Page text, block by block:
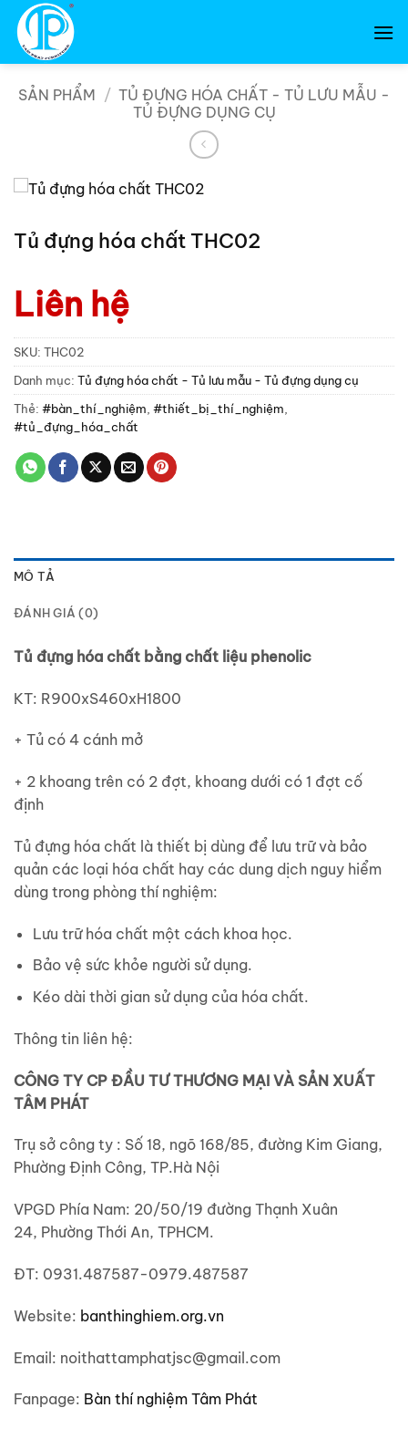
qua
SẢN PHẨM / TỦ ĐỰNG HÓA CHẤT - TỦ LƯU MẪU -
TỦ ĐỰNG DỤNG CỤ
Tủ đựng hóa chất THC02
Liên hệ
SKU: THC02
Danh mục: Tủ đựng hóa chất - Tủ lưu mẫu - Tủ đựng dụng cụ
Thẻ: #bàn_thí_nghiệm #thiết_bị_thí_nghiệm
#tủ_đựng_hóa_chất
MÔ TẢ
ĐÁNH GIÁ (0)
Tủ đựng hóa chất bằng chất liệu phenolic
KT: R900xS460xH1800
+ Tủ có 4 cánh mở
+ 2 khoang trên có 2 đợt, khoang dưới có 1 đợt cố
định
Tủ đựng hóa chất là thiết bị dùng để lưu trữ và bảo
quản các loại hóa chất hay các dung dịch nguy hiểm
dùng trong phòng thí nghiệm:
Lưu trữ hóa chất một cách khoa học.
Bảo vệ sức khỏe người sử dụng.
Kéo dài thời gian sử dụng của hóa chất.
Thông tin liên hệ:
CÔNG TY CP ĐẦU TƯ THƯƠNG MẠI VÀ SẢN XUẤT
TÂM PHÁT
Trụ sở công ty : Số 18, ngõ 168/85, đường Kim Giang,
Phường Định Công, TP.Hà Nội
VPGD Phía Nam: 20/50/19 đường Thạnh Xuân
24, Phường Thới An, TPHCM.
ĐT: 0931.487587-0979.487587
Website: banthinghiem.org.vn
Email: noithattamphatjsc@gmail.com
Fanpage: Bàn thí nghiệm Tâm Phát